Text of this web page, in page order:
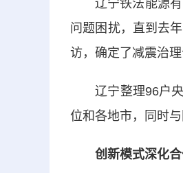
辽宁铁法能源有
问题困扰，直到去
访，确定了减震治
辽宁整理96户央
位和各地市，同时
创新模式深化合